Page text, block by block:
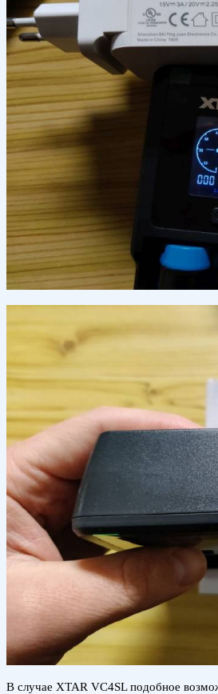
В случае XTAR VC4SL подобное